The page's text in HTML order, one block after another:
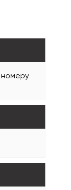
номеру